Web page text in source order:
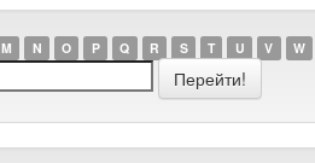
M N O P Q R S T U V W